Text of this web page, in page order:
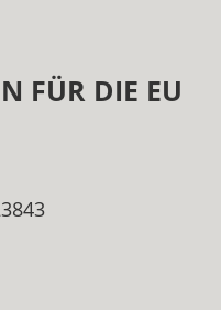
FÜR DIE EU